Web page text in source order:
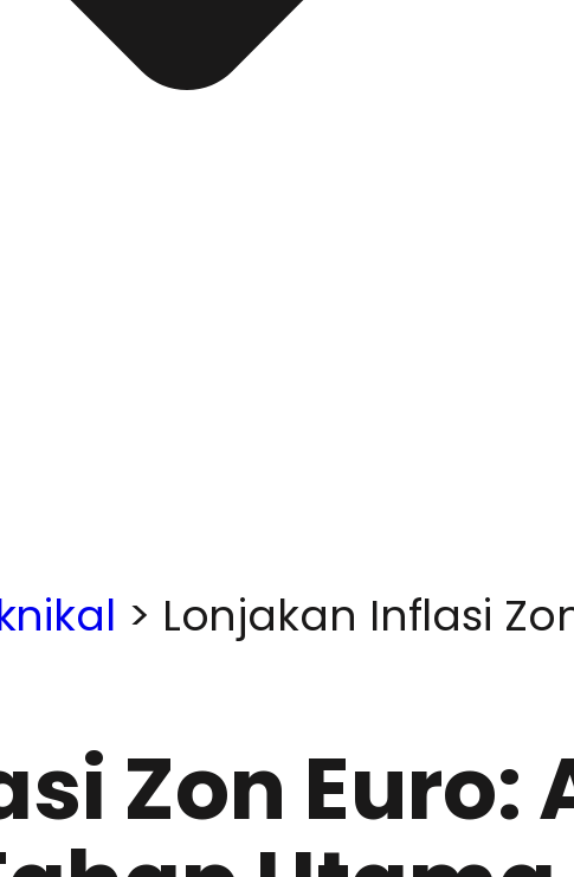
> Lonjakan Inflasi
Zon Euro: